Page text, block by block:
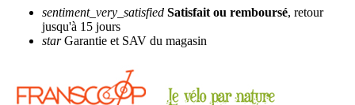
sentiment_very_satisfied Satisfait ou remboursé, retour
jusqu'à 15 jours
starGarantie et SAV du magasin